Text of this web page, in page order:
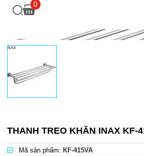
0
THANH TREO KHĂN INAX KF-
Mã sản phẩm: KF-415VA